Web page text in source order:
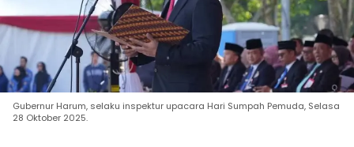
Gubernur Harum, selaku inspektur upacara Hari Sumpah Pemuda, Selasa
28 Oktober 2025.